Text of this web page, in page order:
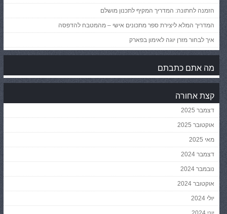
הזמנה לחתונה: המדריך המקיף לתכנון מושלם
המדריך המלא ליצירת ספר מתכונים אישי – מהמטבח להדפסה
איך לבחור מזרן יוגה לאימון בפארק
מה אתם כתבתם
קצת אחורה
דצמבר 2025
אוקטובר 2025
מאי 2025
דצמבר 2024
נובמבר 2024
אוקטובר 2024
יולי 2024